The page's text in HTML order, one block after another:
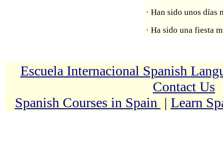
· Han sido unos días
· Ha sido una fiesta
Escuela Internacional Spanish
Contact Us
Spanish Courses in Spain | Learn